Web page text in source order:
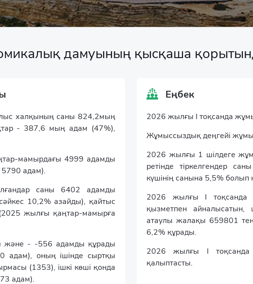
облысы Жетісу облысы
дамуының қысқаша
халқының саны 824,2мың
- 387,6 мың адам (47%),
мамырдағы 4999 адамды
5790 адам).
саны 6402 адамды
10,2% азайды), қайтыс
жылғы қаңтар-мамырға
және - -556 адамды құрады
оның ішінде сыртқы
(1353), ішкі көші қонда
адам).
Еңбек
2026 жылғы І тоқсанда
Жұмыссыздық деңгейі
2026 жылғы 1 шілдеге
ретінде тіркелгендер
күшінің санына 5,5% болып
2026 жылғы І тоқсанда
қызметпен айналысатын,
атаулы жалақы 659801
6,2% құрады.
2026 жылғы І
қалыптасты.